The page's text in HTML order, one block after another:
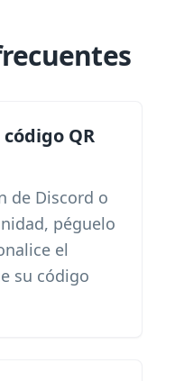
QR
de Discord o
péguelo
el
su código